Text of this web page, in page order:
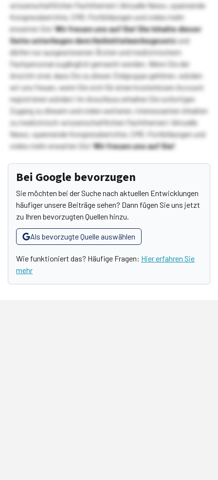
wissenschaftlichen Fachthemen! Aktuelle News, spannende
Kongressberichte, CME-Fortbildungen und vieles mehr
erwarten Sie!Wir freuen uns auf Sie!Die Inhalte dieser
Seite unterliegen dem Heilmittelwerbegesetzund
dürfen nur ausgewiesenen Ärzten und medizinischem
Fachpersonal zugänglich gemacht werden. Wenn Sie der
Ansicht sind, dass Sie zu dieser Zielgruppe gehören, würden
wir uns freuen, wenn Sie sich für einen kostenlosen Account
registrieren würden! Im Anschluss erhalten Sie sofortigen
Zugang zu diesem und vielen weiteren, interessanten Inhalten
zu medizinisch-wissenschaftlichen Fachthemen! Aktuelle
News, spannende Kongressberichte, CME-Fortbildungen und
vieles mehr erwarten Sie!Wir freuen uns auf Sie!
Bei Google bevorzugen
Sie möchten bei der Suche nach aktuellen Entwicklungen
häufiger unsere Beiträge sehen? Dann fügen Sie uns jetzt
zu Ihren bevorzugten Quellen hinzu.
Als bevorzugte Quelle auswählen
Wie funktioniert das? Häufige Fragen: Hier erfahren Sie
mehr